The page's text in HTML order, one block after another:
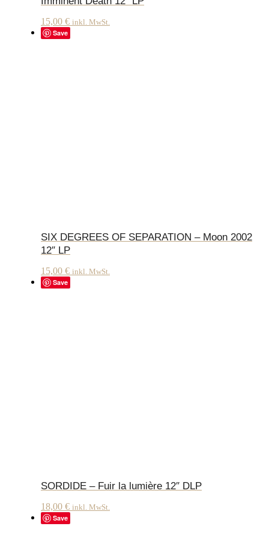
15,00 € inkl. MwSt.
Save
SIX DEGREES OF SEPARATION – Moon 2002
12″ LP
15,00 € inkl. MwSt.
Save
SORDIDE – Fuir la lumière 12″ DLP
18,00 € inkl. MwSt.
Save